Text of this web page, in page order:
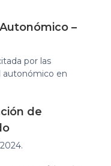
–
por las
autonómico en
de